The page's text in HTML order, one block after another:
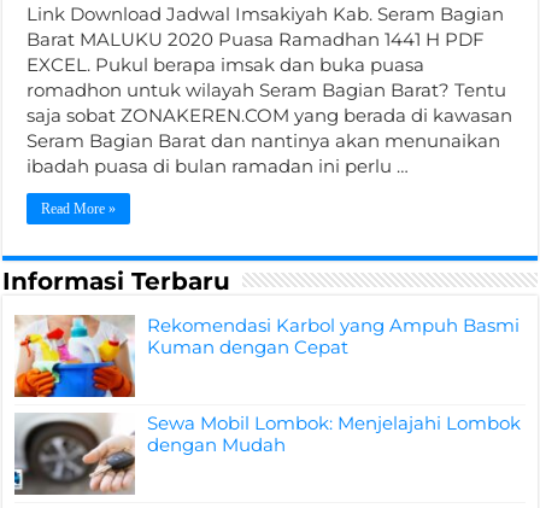
Link Download Jadwal Imsakiyah Kab. Seram Bagian
Barat MALUKU 2020 Puasa Ramadhan 1441 H PDF
EXCEL. Pukul berapa imsak dan buka puasa
romadhon untuk wilayah Seram Bagian Barat? Tentu
saja sobat ZONAKEREN.COM yang berada di kawasan
Seram Bagian Barat dan nantinya akan menunaikan
ibadah puasa di bulan ramadan ini perlu …
Read More »
Informasi Terbaru
Rekomendasi Karbol yang Ampuh Basmi
Kuman dengan Cepat
Sewa Mobil Lombok: Menjelajahi Lombok
dengan Mudah